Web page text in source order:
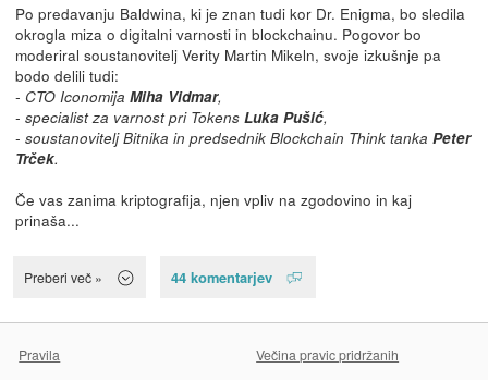
Po predavanju Baldwina, ki je znan tudi kor Dr. Enigma, bo sledila
okrogla miza o digitalni varnosti in blockchainu. Pogovor bo
moderiral soustanovitelj Verity Martin Mikeln, svoje izkušnje pa
bodo delili tudi:
- CTO Iconomija Miha Vidmar,
- specialist za varnost pri Tokens Luka Pušić,
- soustanovitelj Bitnika in predsednik Blockchain Think tanka Peter
Trček.
Če vas zanima kriptografija, njen vpliv na zgodovino in kaj
prinaša...
Preberi več » 44 komentarjev
Pravila
Večina pravic pridržanih